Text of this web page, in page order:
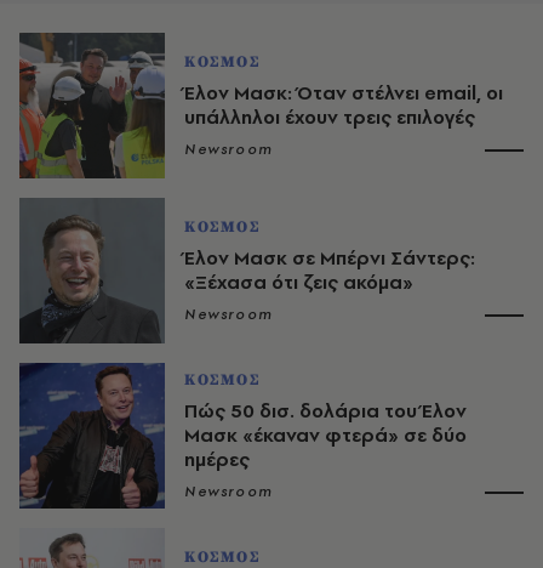
ΚΟΣΜΟΣ
Έλον Μασκ: Όταν στέλνει email, οι
υπάλληλοι έχουν τρεις επιλογές
Newsroom
ΚΟΣΜΟΣ
Έλον Μασκ σε Μπέρνι Σάντερς:
«Ξέχασα ότι ζεις ακόμα»
Newsroom
ΚΟΣΜΟΣ
Πώς 50 δισ. δολάρια του Έλον
Μασκ «έκαναν φτερά» σε δύο
ημέρες
Newsroom
ΚΟΣΜΟΣ